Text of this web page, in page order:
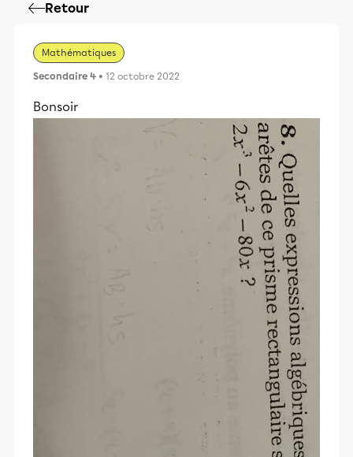
Retour
Mathématiques
Secondaire 4 • 12 octobre 2022
Bonsoir